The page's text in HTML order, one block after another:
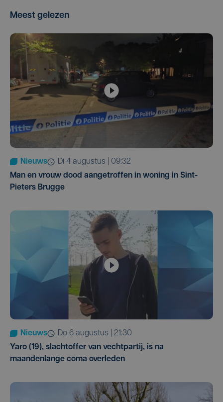
Meest gelezen
Nieuws
di 4 augustus | 09:32
Man en vrouw dood aangetroffen in woning in Sint-
Pieters Brugge
Nieuws
do 6 augustus | 21:30
Yaro (19), slachtoffer van vechtpartij, is na
maandenlange coma overleden